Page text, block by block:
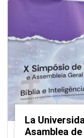
La
Asamblea de